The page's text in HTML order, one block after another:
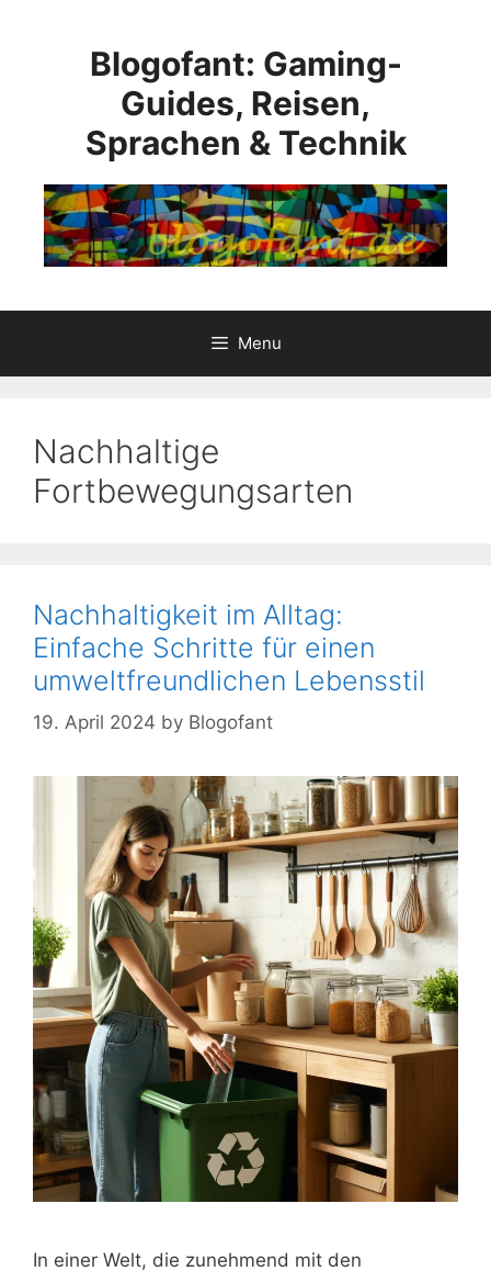
Blogofant: Gaming-
Guides, Reisen,
Sprachen & Technik
Menu
Nachhaltige
Fortbewegungsarten
Nachhaltigkeit im Alltag:
Einfache Schritte für einen
umweltfreundlichen Lebensstil
19. April 2024 by Blogofant
In einer Welt, die zunehmend mit den